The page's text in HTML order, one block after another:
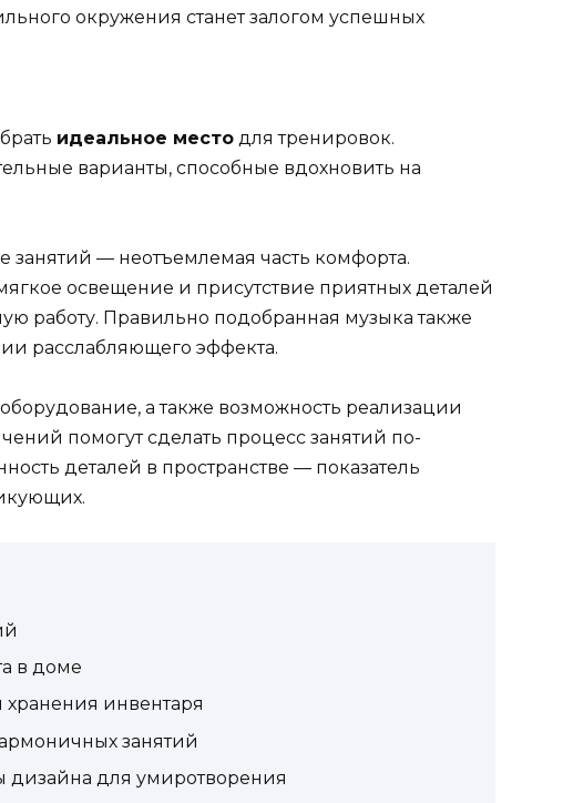
окружения станет залогом успешных
идеальное место для тренировок.
варианты, способные вдохновить на
занятий — неотъемлемая часть комфорта.
освещение и присутствие приятных деталей
работу. Правильно подобранная музыка также
расслабляющего эффекта.
а также возможность реализации
помогут сделать процесс занятий по-
деталей в пространстве — показатель
в доме
инвентаря
занятий
для умиротворения